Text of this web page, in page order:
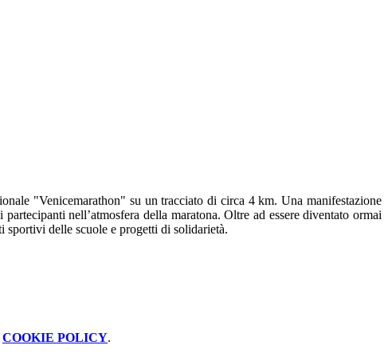
"Venicemarathon" su un tracciato di circa 4 km. Una manifestazione
nell’atmosfera della maratona. Oltre ad essere diventato ormai
delle scuole e progetti di solidarietà.
COOKIE POLICY.